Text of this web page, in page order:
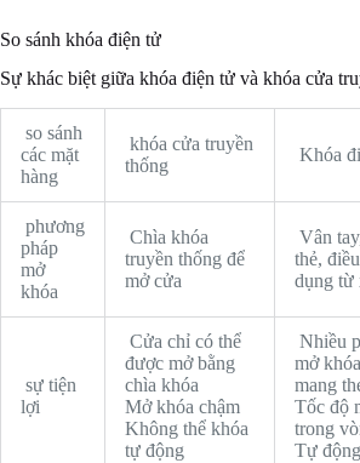
So sánh khóa điện tử
Sự khác biệt giữa khóa điện tử và khóa cửa
so sánh
các mặt
hàng
khóa cửa truyền
thống
Khóa
phương
pháp
mở
khóa
Chìa khóa
truyền thống để
mở cửa
Vân
thẻ,
dụng từ
sự tiện
lợi
Cửa chỉ có thể
được mở bằng
chìa khóa
Mở khóa chậm
Không thể khóa
tự động
Nhiều
mở
mang
Tốc độ
trong
Tự